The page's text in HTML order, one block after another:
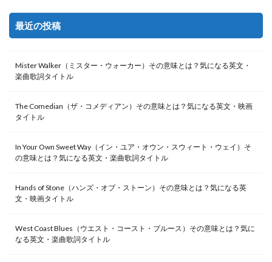
最近の投稿
Mister Walker（ミスター・ウォーカー）その意味とは？気になる英文・
楽曲歌詞タイトル
The Comedian（ザ・コメディアン）その意味とは？気になる英文・映画
タイトル
In Your Own Sweet Way（イン・ユア・オウン・スウィート・ウェイ）そ
の意味とは？気になる英文・楽曲歌詞タイトル
Hands of Stone（ハンズ・オブ・ストーン）その意味とは？気になる英
文・映画タイトル
West Coast Blues（ウエスト・コースト・ブルース）その意味とは？気に
なる英文・楽曲歌詞タイトル